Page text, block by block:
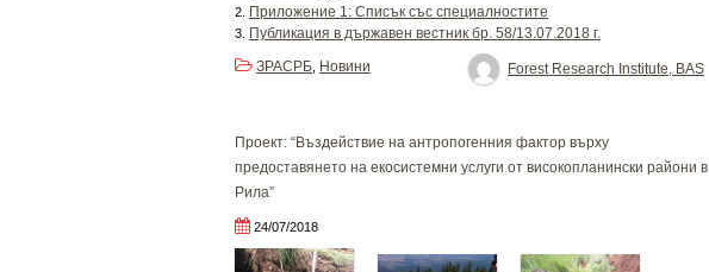
2. Приложение 1: Списък със специалностите
3. Публикация в държавен вестник бр. 58/13.07.2018 г.
Forest Research Institute, BAS
ЗРАСРБ Новини
Проект: “Въздействие на антропогенния фактор върху
предоставянето на екосистемни услуги от високопланински райони в
Рила”
24/07/2018